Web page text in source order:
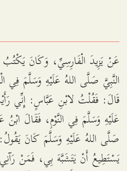
عَنْ يَزِيدَ الْفَارِسِيِّ، وَكَانَ
النَّبِيَّ صَلَّى اللهُ عَلَيْهِ وَسَلَّمَ فِي
قَالَ: فَقُلْتُ لابْنِ عَبَّاسٍ: إِنِّي
عَلَيْهِ وَسَلَّمَ فِي النَّوْمِ، فَقَالَ
صَلَّى اللهُ عَلَيْهِ وَسَلَّمَ كَانَ
يَسْتَطِيعُ أَنْ يَتَشَبَّهَ بِي، فَمَنْ